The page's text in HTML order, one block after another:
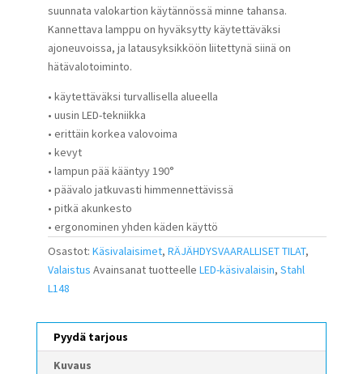
suunnata valokartion käytännössä minne tahansa.
Kannettava lamppu on hyväksytty käytettäväksi
ajoneuvoissa, ja latausyksikköön liitettynä siinä on
hätävalotoiminto.
• käytettäväksi turvallisella alueella
• uusin LED-tekniikka
• erittäin korkea valovoima
• kevyt
• lampun pää kääntyy 190°
• päävalo jatkuvasti himmennettävissä
• pitkä akunkesto
• ergonominen yhden käden käyttö
Osastot: Käsivalaisimet, RÄJÄHDYSVAARALLISET TILAT,
Valaistus Avainsanat tuotteelle LED-käsivalaisin, Stahl
L148
Pyydä tarjous
Kuvaus